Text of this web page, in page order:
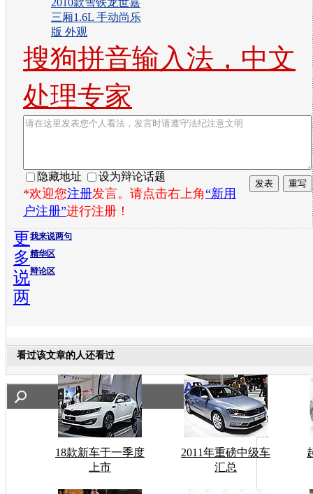
三厢1.6L 手动尚乐
版 外观
搜狗拼音输入法，中文
处理专家
隐藏地址 设为辩论话题
*欢迎您注册发言。请点击右上角“新用
户注册”进行注册！
我来说两句
精华区
辩论区
更
多
说
两
看过该文章的人还看过
18款新车于一季度
上市
2011年重磅中级车
汇总